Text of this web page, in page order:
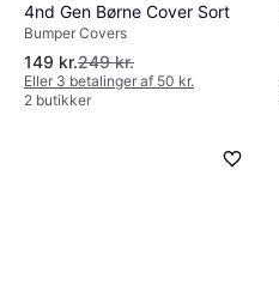
4nd Gen Børne Cover Sort
Bumper Covers
149 kr.249 kr.
Eller 3 betalinger af 50 kr.
2 butikker